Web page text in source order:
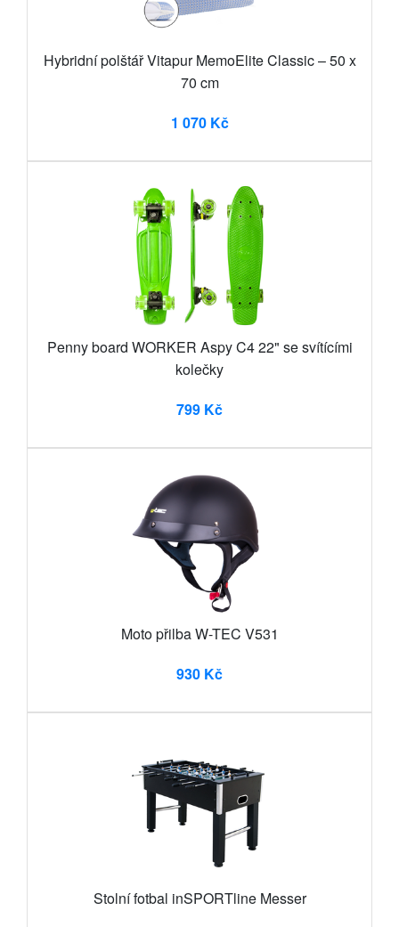
Hybridní polštář Vitapur MemoElite Classic – 50 x
70 cm
1 070 Kč
Penny board WORKER Aspy C4 22" se svítícími
kolečky
799 Kč
Moto přilba W-TEC V531
930 Kč
Stolní fotbal inSPORTline Messer